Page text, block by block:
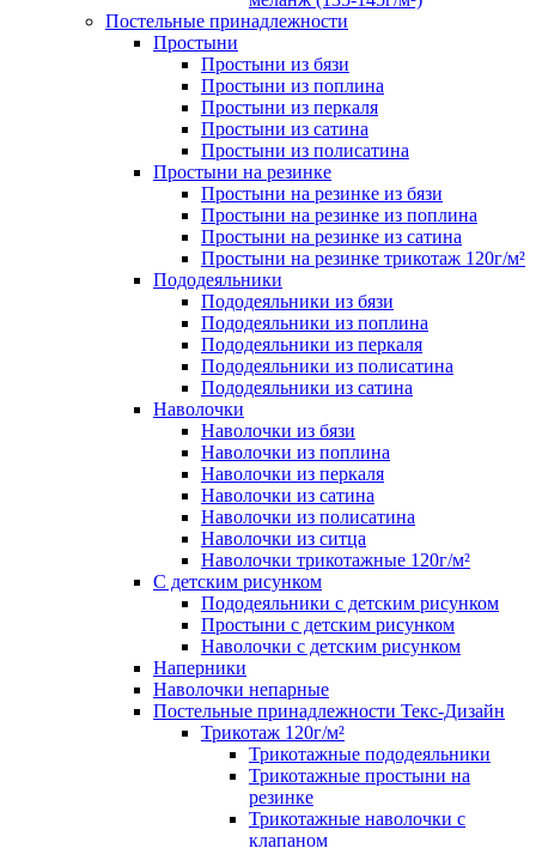
Постельные принадлежности
Простыни
Простыни из бязи
Простыни из поплина
Простыни из перкаля
Простыни из сатина
Простыни из полисатина
Простыни на резинке
Простыни на резинке из бязи
Простыни на резинке из поплина
Простыни на резинке из сатина
Простыни на резинке трикотаж 120г/м²
Пододеяльники
Пододеяльники из бязи
Пододеяльники из поплина
Пододеяльники из перкаля
Пододеяльники из полисатина
Пододеяльники из сатина
Наволочки
Наволочки из бязи
Наволочки из поплина
Наволочки из перкаля
Наволочки из сатина
Наволочки из полисатина
Наволочки из ситца
Наволочки трикотажные 120г/м²
C детским рисунком
Пододеяльники с детским рисунком
Простыни с детским рисунком
Наволочки с детским рисунком
Наперники
Наволочки непарные
Постельные принадлежности Текс-Дизайн
Трикотаж 120г/м²
Трикотажные пододеяльники
Трикотажные простыни на
резинке
Трикотажные наволочки с
клапаном